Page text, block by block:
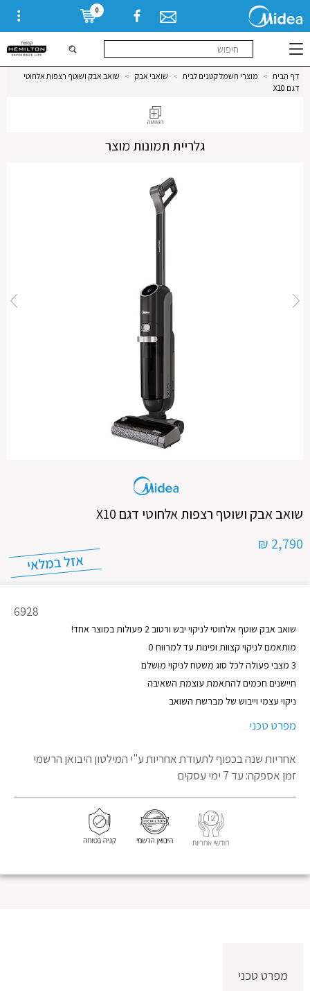
0
דף הבית > מוצרי חשמל קטנים לבית > שואבי אבק > שואב אבק ושוטף רצפות אלחוטי
דגם X10
גלריית תמונות מוצר
שואב אבק ושוטף רצפות אלחוטי דגם X10
2,790 ₪
מק"ט
6928
שואב אבק שוטף אלחוטי לניקוי יבש ורטוב 2 פעולות במוצר אחד!
מותאמם לניקוי קצוות ופינות עד למרווח 0
3 מצבי פעולה לכל סוג משטח לניקוי מושלם
חיישנים חכמים להתאמת עוצמת השאיבה
ניקוי עצמי וייבוש של מברשת השואב
מפרט טכני
אחריות שנה בכפוף לתעודת אחריותע"י המילטון היבואן הרשמי
זמן אספקה: עד 7 ימי עסקים
מפרט טכני